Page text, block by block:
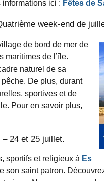
ici : Fêtes de
week-end de
de bord de mer de
maritimes de l’île.
naturel de sa
De plus, durant
sportives et de
Pour en savoir plus,
24 et 25 juillet.
sportifs et religieux à Es
son saint patron.